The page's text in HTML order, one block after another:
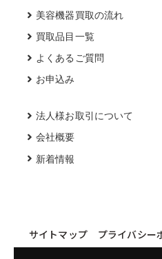
美容機器買取の流れ
買取品目一覧
よくあるご質問
お申込み
法人様お取引について
会社概要
新着情報
サイトマップ プライバシー